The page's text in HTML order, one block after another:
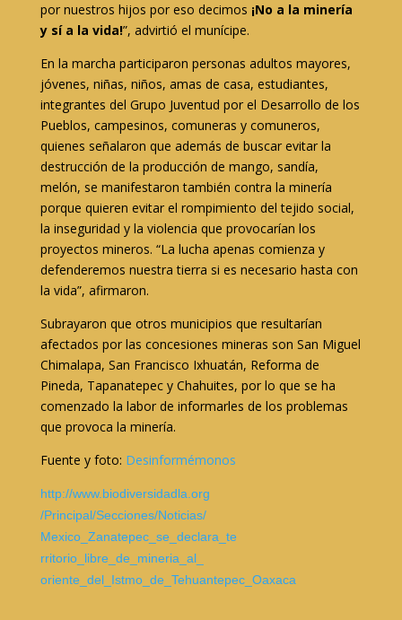
por nuestros hijos por eso decimos ¡No a la minería
y sí a la vida!”, advirtió el munícipe.
En la marcha participaron personas adultos mayores,
jóvenes, niñas, niños, amas de casa, estudiantes,
integrantes del Grupo Juventud por el Desarrollo de los
Pueblos, campesinos, comuneras y comuneros,
quienes señalaron que además de buscar evitar la
destrucción de la producción de mango, sandía,
melón, se manifestaron también contra la minería
porque quieren evitar el rompimiento del tejido social,
la inseguridad y la violencia que provocarían los
proyectos mineros. “La lucha apenas comienza y
defenderemos nuestra tierra si es necesario hasta con
la vida”, afirmaron.
Subrayaron que otros municipios que resultarían
afectados por las concesiones mineras son San Miguel
Chimalapa, San Francisco Ixhuatán, Reforma de
Pineda, Tapanatepec y Chahuites, por lo que se ha
comenzado la labor de informarles de los problemas
que provoca la minería.
Fuente y foto: Desinformémonos
http://www.biodiversidadla.org
/Principal/Secciones/Noticias/
Mexico_Zanatepec_se_declara_te
rritorio_libre_de_mineria_al_
oriente_del_Istmo_de_Tehuantepec_Oaxaca